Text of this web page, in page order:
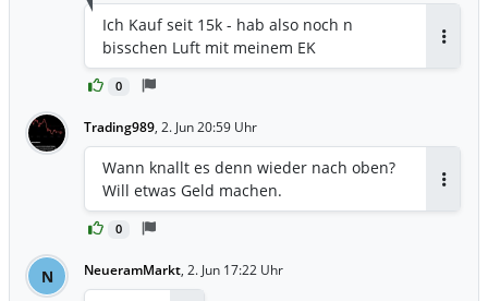
0
Ich Kauf seit 15k - hab also noch n
bisschen Luft mit meinem EK
Trading989, 2. Jun 20:59 Uhr
0
Wann knallt es denn wieder nach oben?
Will etwas Geld machen.
N NeueramMarkt, 2. Jun 17:22 Uhr